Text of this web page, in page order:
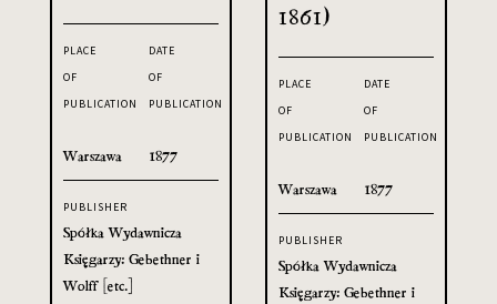
PLACE
OF
PUBLICATION
Warszawa
DATE
OF
PUBLICATION
1877
PUBLISHER
Spółka Wydawnicza
Księgarzy: Gebethner i
Wolff [etc.]
1861)
PLACE
OF
PUBLICATION
Warszawa
DATE
OF
PUBLICATION
1877
PUBLISHER
Spółka Wydawnicza
Księgarzy: Gebethner i